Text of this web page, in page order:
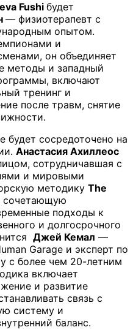
Fushi будет
— физиотерапевт с
опытом.
и
он объединяет
методы и западный
включают
тренинг и
после травм, снятие
будет сосредоточено на
Анастасия Ахиллеос
сотрудничавшая с
и мировыми
методику The
сочетающую
подходы к
и долгосрочного
Джей Кемал —
Garage и эксперт по
с более чем 20-летним
включает
и развитие
связь с
систему и
баланс.